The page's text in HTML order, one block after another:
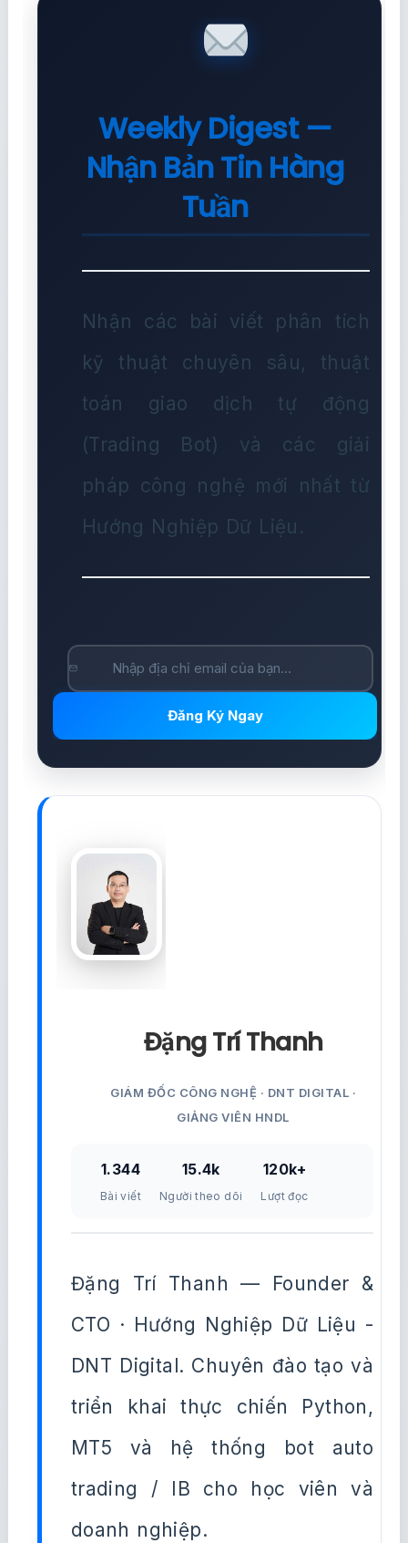
Weekly Digest —
Nhận Bản Tin Hàng
Tuần
Nhận các bài viết phân tích
kỹ thuật chuyên sâu, thuật
toán giao dịch tự động
(Trading Bot) và các giải
pháp công nghệ mới nhất từ
Hướng Nghiệp Dữ Liệu.
Đăng Ký Ngay
Đặng Trí Thanh
GIÁM ĐỐC CÔNG NGHỆ · DNT DIGITAL ·
GIẢNG VIÊN HNDL
1.344
Bài viết
15.4k
Người theo dõi
120k+
Lượt đọc
Đặng Trí Thanh — Founder &
CTO · Hướng Nghiệp Dữ Liệu -
DNT Digital. Chuyên đào tạo và
triển khai thực chiến Python,
MT5 và hệ thống bot auto
trading / IB cho học viên và
doanh nghiệp.